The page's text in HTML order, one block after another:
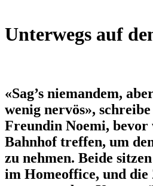
Unterwegs auf
«Sag’s niemandem,
wenig nervös»,
Freundin Noemi, bevor
Bahnhof treffen, um
zu nehmen. Beide
im Homeoffice, und die